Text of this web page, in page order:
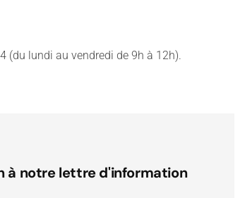
(du lundi au vendredi de 9h à 12h).
à notre lettre d'information